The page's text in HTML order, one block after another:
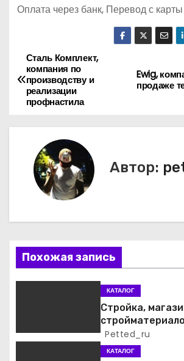
Оплата через банк, Перевод с карты
Н
а
ц
и
я
з
Ewig,
продаже
Сталь Комплект,
компания по
производству и
реализации
профнастила
Автор:
Похожая запись
КАТАЛОГ
Стройка,
Petted_ru
КАТАЛОГ